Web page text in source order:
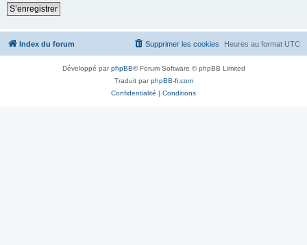
S’enregistrer
Index du forum Heures au format UTC
Supprimer les cookies
Développé parphpBB® Forum Software © phpBB Limited
Traduit parphpBB-fr.com
Confidentialité | Conditions